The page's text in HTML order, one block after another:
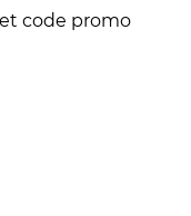
code promo